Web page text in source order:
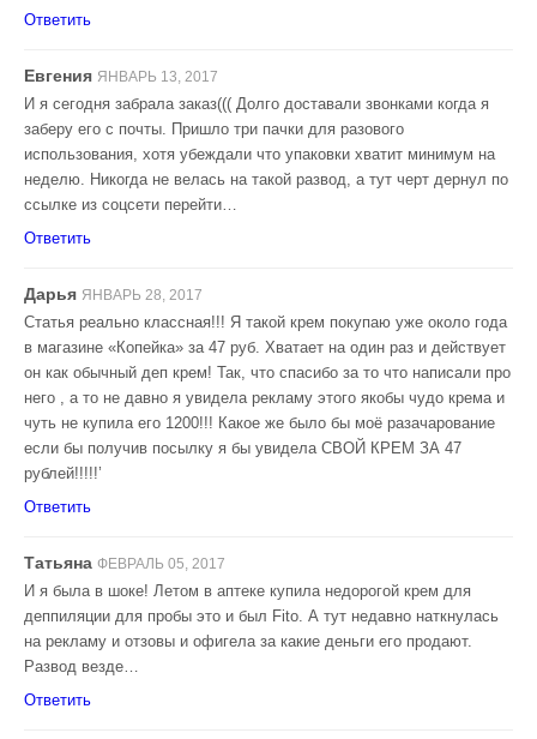
Ответить
Евгения ЯНВАРЬ 13, 2017
И я сегодня забрала заказ((( Долго доставали звонками когда я
заберу его с почты. Пришло три пачки для разового
использования, хотя убеждали что упаковки хватит минимум на
неделю. Никогда не велась на такой развод, а тут черт дернул по
ссылке из соцсети перейти…
Ответить
Дарья ЯНВАРЬ 28, 2017
Статья реально классная!!! Я такой крем покупаю уже около года
в магазине «Копейка» за 47 руб. Хватает на один раз и действует
он как обычный деп крем! Так, что спасибо за то что написали про
него , а то не давно я увидела рекламу этого якобы чудо крема и
чуть не купила его 1200!!! Какое же было бы моё разачарование
если бы получив посылку я бы увидела СВОЙ КРЕМ ЗА 47
рублей!!!!!’
Ответить
Татьяна ФЕВРАЛЬ 05, 2017
И я была в шоке! Летом в аптеке купила недорогой крем для
деппиляции для пробы это и был Fito. А тут недавно наткнулась
на рекламу и отзовы и офигела за какие деньги его продают.
Развод везде…
Ответить